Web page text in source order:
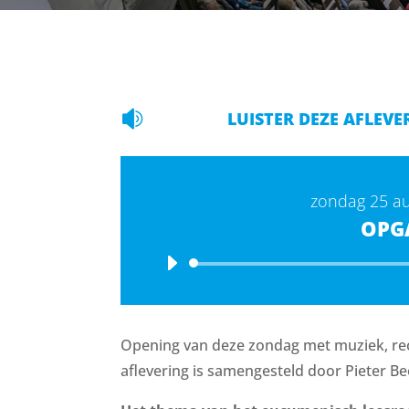
 LUISTER DEZE
zondag 25
Opening van deze zondag met muziek,
aflevering is samengesteld door Pieter